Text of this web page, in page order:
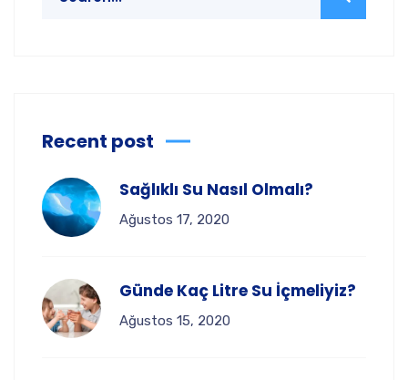
Recent post
Sağlıklı Su Nasıl Olmalı?
Ağustos 17, 2020
Günde Kaç Litre Su İçmeliyiz?
Ağustos 15, 2020